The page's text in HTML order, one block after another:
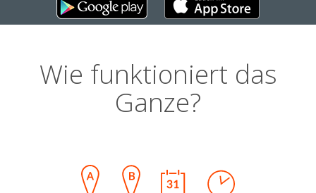
Wie funktioniert das
Ganze?